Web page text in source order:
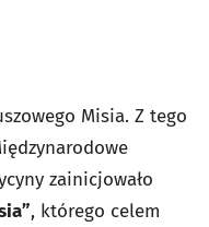
Misia. Z tego
zainicjowało
, którego celem